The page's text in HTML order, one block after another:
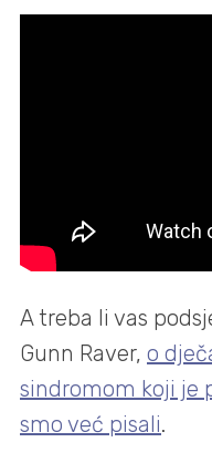
A treba li vas
Gunn Raver, o
sindromom koji je
smo već pisali.